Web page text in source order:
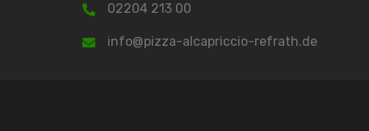
02204 213 00
info@pizza-alcapriccio-refrath.de